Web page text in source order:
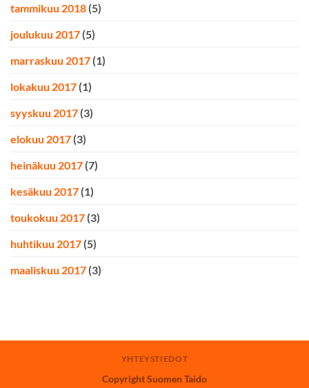
tammikuu 2018 (5)
joulukuu 2017 (5)
marraskuu 2017 (1)
lokakuu 2017 (1)
syyskuu 2017 (3)
elokuu 2017 (3)
heinäkuu 2017 (7)
kesäkuu 2017 (1)
toukokuu 2017 (3)
huhtikuu 2017 (5)
maaliskuu 2017 (3)
YHTEYSTIEDOT
Copyright Suomen Taido